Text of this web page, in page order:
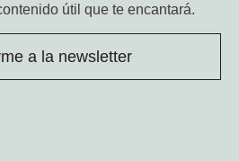
útil que te encantará.
a la newsletter